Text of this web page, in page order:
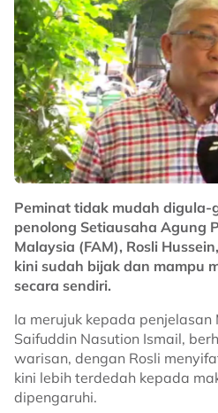
Peminat tidak mudah digula-
penolong Setiausaha Agung
Malaysia (FAM), Rosli
kini sudah bijak dan mampu
secara sendiri.
Ia merujuk kepada
Saifuddin Nasution Ismail,
warisan, dengan Rosli
kini lebih terdedah kepada
dipengaruhi.